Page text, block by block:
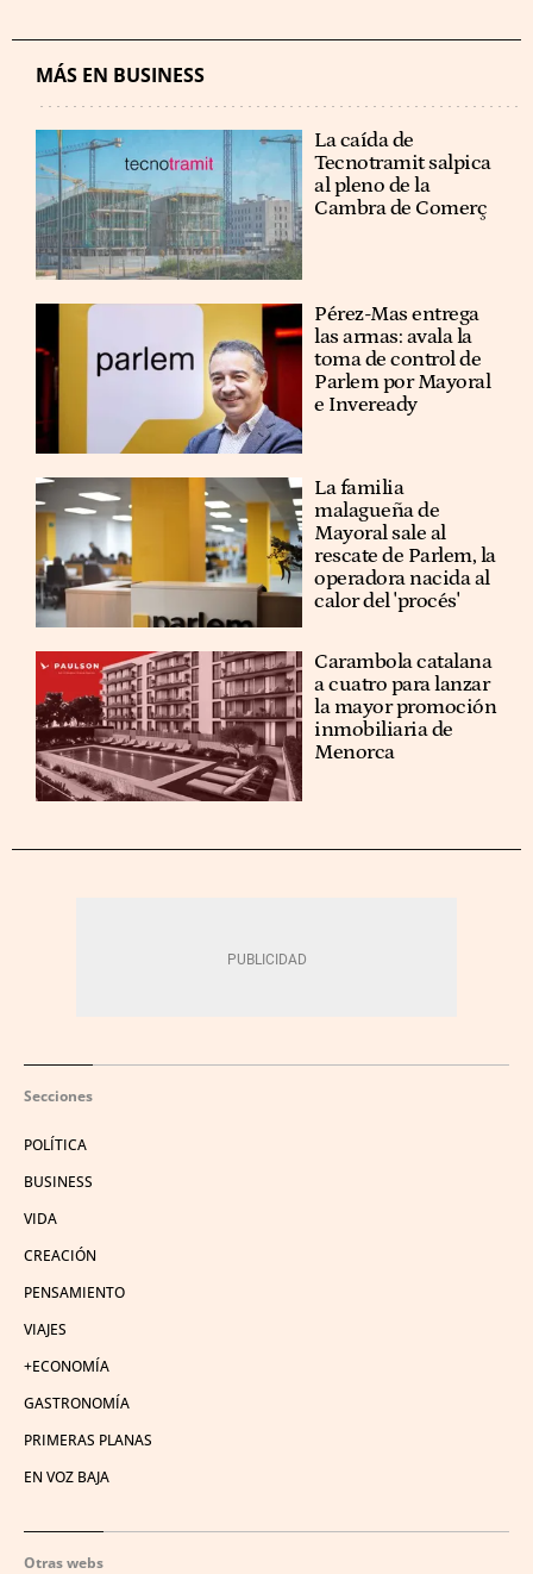
MÁS EN BUSINESS
La caída de
Tecnotramit salpica
al pleno de la
Cambra de Comerç
Pérez-Mas entrega
las armas: avala la
toma de control de
Parlem por Mayoral
e Inveready
La familia
malagueña de
Mayoral sale al
rescate de Parlem, la
operadora nacida al
calor del 'procés'
Carambola catalana
a cuatro para lanzar
la mayor promoción
inmobiliaria de
Menorca
Secciones
POLÍTICA
BUSINESS
VIDA
CREACIÓN
PENSAMIENTO
VIAJES
+ECONOMÍA
GASTRONOMÍA
PRIMERAS PLANAS
EN VOZ BAJA
Otras webs